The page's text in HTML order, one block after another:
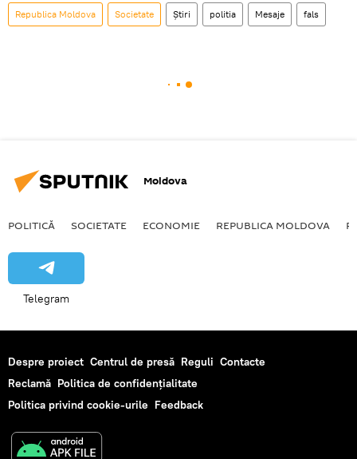
Republica Moldova Societate Știri politia Mesaje fals
Moldova
POLITICĂ SOCIETATE ECONOMIE REPUBLICA MOLDOVA
Telegram
Despre proiect Centrul de presă Reguli Contacte
Reclamă Politica de confidențialitate
Politica privind cookie-urile Feedback